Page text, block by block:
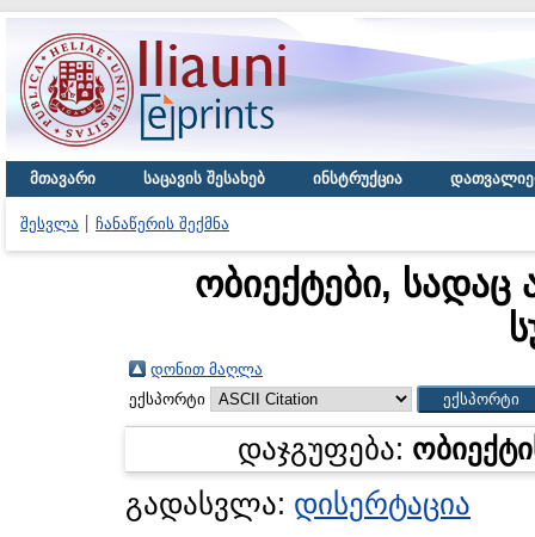
მთავარი საცავის შესახებ ინსტრუქცია
შესვლა ჩანაწერის შექმნა
ობიექტები, სადაც
დონით მაღლა
ექსპორტი
დაჯგუფება:
გადასვლა: დისერტაცია